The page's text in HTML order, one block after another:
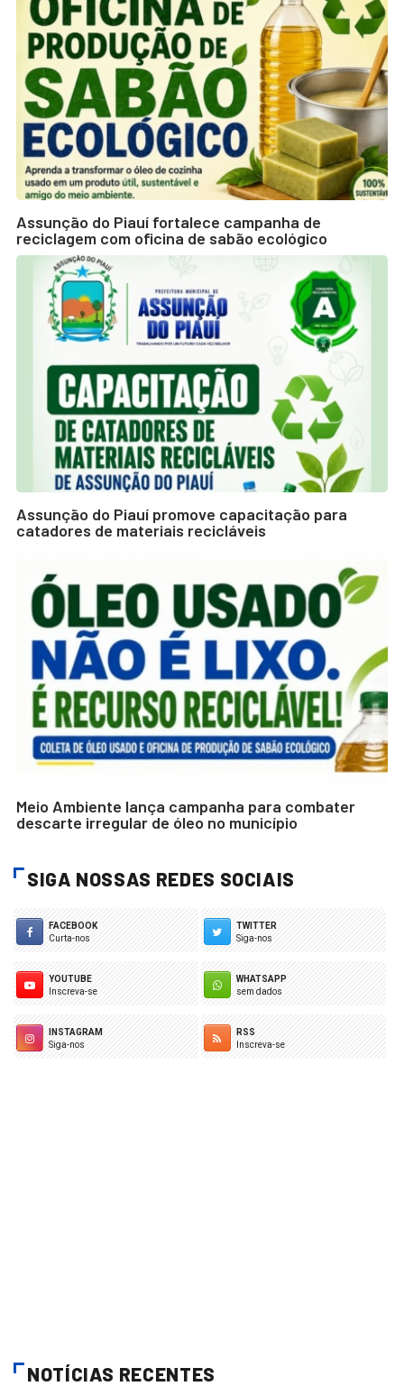
Assunção do Piauí fortalece campanha de
reciclagem com oficina de sabão ecológico
Assunção do Piauí promove capacitação para
catadores de materiais recicláveis
Meio Ambiente lança campanha para combater
descarte irregular de óleo no município
SIGA NOSSAS REDES SOCIAIS
FACEBOOK
Curta-nos
TWITTER
Siga-nos
YOUTUBE
Inscreva-se
WHATSAPP
sem dados
INSTAGRAM
Siga-nos
RSS
Inscreva-se
NOTÍCIAS RECENTES